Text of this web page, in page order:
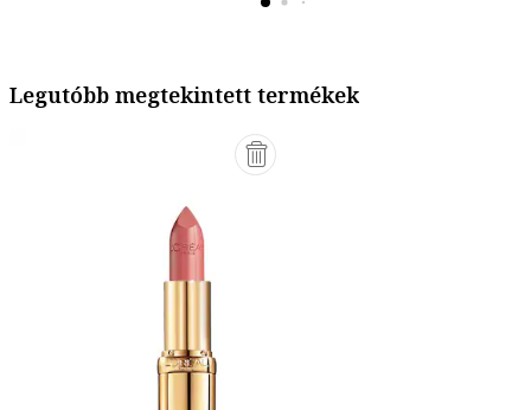
Legutóbb megtekintett termékek